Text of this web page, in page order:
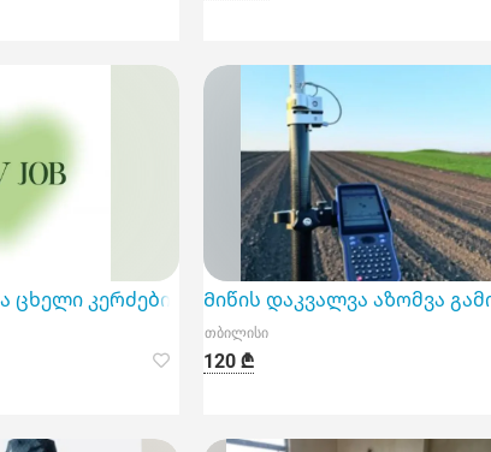
ცხელი კერძების მზარეულად . მაქვს სამუშაო
Მიწის დაკვალვა აზომვა
თბილისი
120 ₾